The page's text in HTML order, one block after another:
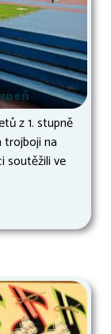
z 1. stupně
trojboji na
soutěžili ve